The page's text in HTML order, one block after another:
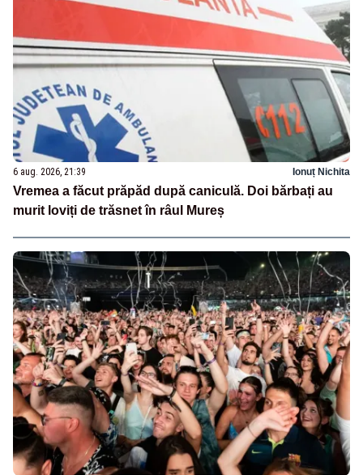
6 aug. 2026, 21:39 Ionuț Nichita
Vremea a făcut prăpăd după caniculă. Doi bărbați au
murit loviți de trăsnet în râul Mureș